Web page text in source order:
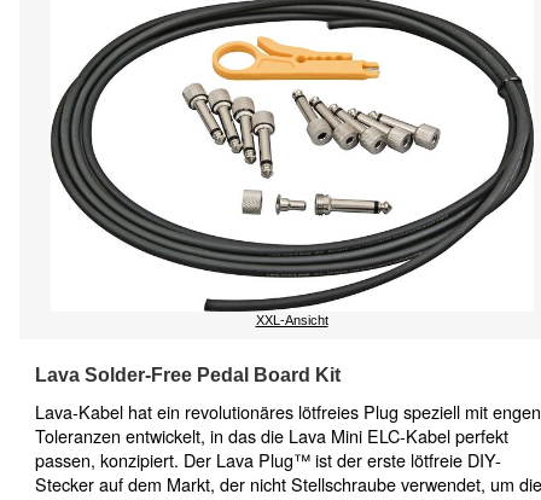
XXL-Ansicht
Lava Solder-Free Pedal Board Kit
Lava-Kabel hat ein revolutionäres lötfreies Plug speziell mit engen
Toleranzen entwickelt, in das die Lava Mini ELC-Kabel perfekt
passen, konzipiert. Der Lava Plug™ ist der erste lötfreie DIY-
Stecker auf dem Markt, der nicht Stellschraube verwendet, um die